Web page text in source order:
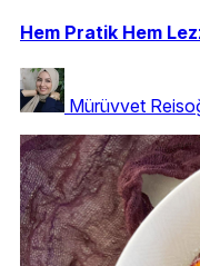
Hem Pratik Hem
Mürüvvet